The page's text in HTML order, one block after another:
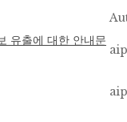
유출에 대한 안내문